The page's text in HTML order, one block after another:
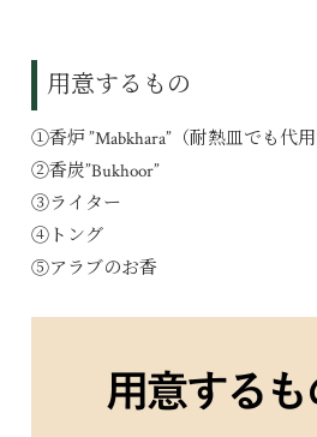
用意するもの
①香炉 ”Mabkhara”（耐熱皿でも代
②香炭”Bukhoor”
③ライター
④トング
⑤アラブのお香